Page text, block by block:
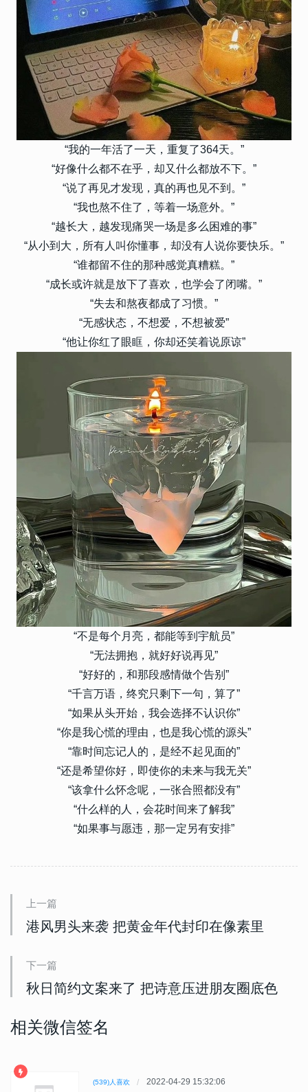
“我的一年活了一天，重复了364天。”
“好像什么都不在乎，却又什么都放不下。”
“说了再见才发现，真的再也见不到。”
“我也熬不住了，等着一场意外。”
“越长大，越发现痛哭一场是多么困难的事”
“从小到大，所有人叫你懂事，却没有人说你要快乐。”
“谁都留不住的那种感觉真糟糕。”
“成长或许就是放下了喜欢，也学会了闭嘴。”
“失去和熬夜都成了习惯。”
“无感状态，不想爱，不想被爱”
“他让你红了眼眶，你却还笑着说原谅”
“不是每个月亮，都能等到宇航员”
“无法拥抱，就好好说再见”
“好好的，和那段感情做个告别”
“千言万语，终究只剩下一句，算了”
“如果从头开始，我会选择不认识你”
“你是我心慌的理由，也是我心慌的源头”
“靠时间忘记人的，是经不起见面的”
“还是希望你好，即使你的未来与我无关”
“该拿什么怀念呢，一张合照都没有”
“什么样的人，会花时间来了解我”
“如果事与愿违，那一定另有安排”
上一篇
港风男头来袭 把黄金年代封印在像素里
下一篇
秋日简约文案来了 把诗意压进朋友圈底色
相关微信签名
(539)人喜欢 2022-04-29 15:32:06